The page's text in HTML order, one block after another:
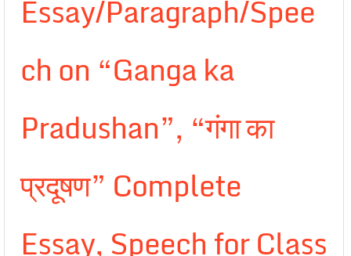
Essay/Paragraph/Spee
ch on “Ganga ka
Pradushan”, “गंगा का
प्रदूषण” Complete
Essay, Speech for Class